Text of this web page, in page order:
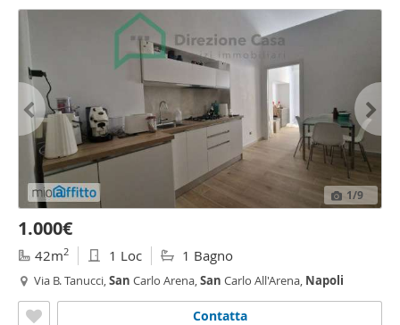
1/9
1.000€
42m2 1 Loc 1 Bagno
Via B. Tanucci,San Carlo Arena,San Carlo All'Arena, Napoli
Contatta